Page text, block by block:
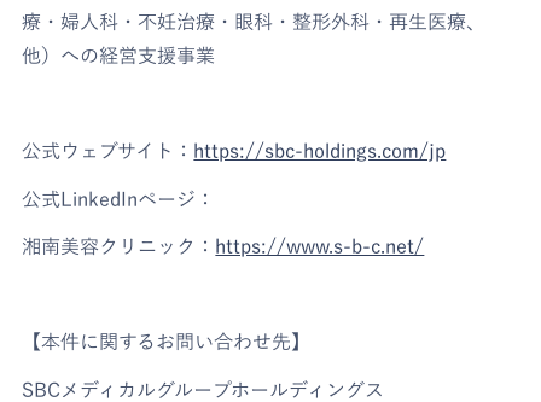
療・婦人科・不妊治療・眼科・整形外科・再生医療、
他）への経営支援事業
公式ウェブサイト： https://sbc-holdings.com/jp
公式LinkedInページ：
湘南美容クリニック： https://www.s-b-c.net/
【本件に関するお問い合わせ先】
SBCメディカルグループホールディングス